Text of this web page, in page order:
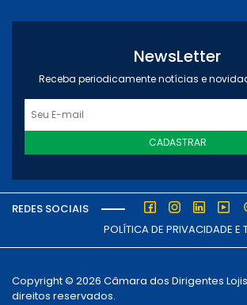
NewsLetter
Receba periodicamente notícias e
CADASTRAR
REDES SOCIAIS
POLÍTICA DE PRIVACIDADE E
Copyright © 2026 Câmara dos Dirigentes
direitos reservados.